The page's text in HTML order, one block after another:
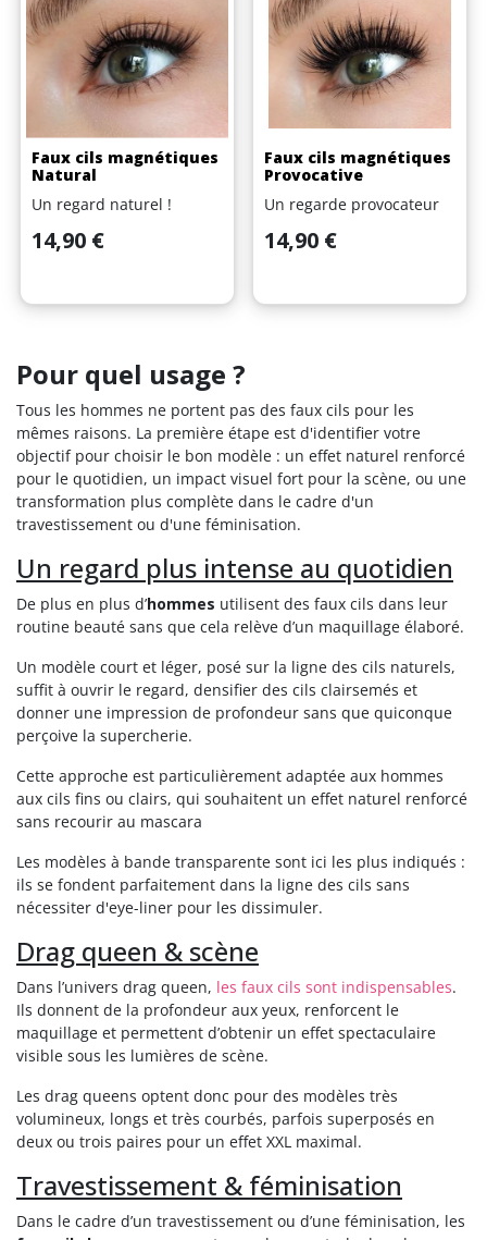
Faux cils magnétiques
Natural
Un regard naturel !
Prix
14,90 €
Faux cils magnétiques
Provocative
Un regarde provocateur
Prix
14,90 €
Pour quel usage ?
Tous les hommes ne portent pas des faux cils pour les
mêmes raisons. La première étape est d'identifier votre
objectif pour choisir le bon modèle : un effet naturel renforcé
pour le quotidien, un impact visuel fort pour la scène, ou une
transformation plus complète dans le cadre d'un
travestissement ou d'une féminisation.
Un regard plus intense au quotidien
De plus en plus d’hommes utilisent des faux cils dans leur
routine beauté sans que cela relève d’un maquillage élaboré.
Un modèle court et léger, posé sur la ligne des cils naturels,
suffit à ouvrir le regard, densifier des cils clairsemés et
donner une impression de profondeur sans que quiconque
perçoive la supercherie.
Cette approche est particulièrement adaptée aux hommes
aux cils fins ou clairs, qui souhaitent un effet naturel renforcé
sans recourir au mascara
Les modèles à bande transparente sont ici les plus indiqués :
ils se fondent parfaitement dans la ligne des cils sans
nécessiter d'eye-liner pour les dissimuler.
Drag queen & scène
Dans l’univers drag queen, les faux cils sont indispensables.
Ils donnent de la profondeur aux yeux, renforcent le
maquillage et permettent d’obtenir un effet spectaculaire
visible sous les lumières de scène.
Les drag queens optent donc pour des modèles très
volumineux, longs et très courbés, parfois superposés en
deux ou trois paires pour un effet XXL maximal.
Travestissement & féminisation
Dans le cadre d’un travestissement ou d’une féminisation, les